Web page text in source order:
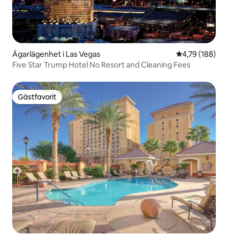
Ägarlägenhet i Las Vegas 4,79 av 5 i
4,79 (188)
Five Star Trump Hotel No Resort and Cleaning Fees
Gästfavorit
Gästfavorit